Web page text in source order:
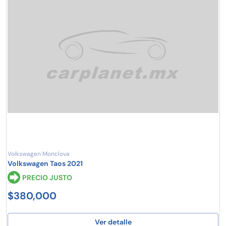
Volkswagen Monclova
Volkswagen Taos 2021
PRECIO JUSTO
$380,000
Ver detalle